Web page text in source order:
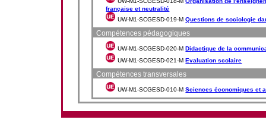
française et neutralité
UW-M1-SCGESD-019-MQuestions de sociologie
Compétences pédagogiques
UW-M1-SCGESD-020-MDidactique de la
UW-M1-SCGESD-021-MEvaluation scolaire
Compétences transversales
UW-M1-SCGESD-010-MSciences économiques et